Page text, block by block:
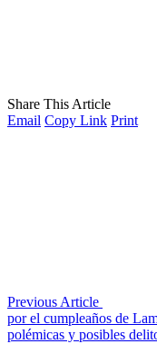
Share This Article
Email Copy Link Print
Previous Article
por el cumpleaños de
polémicas y posibles